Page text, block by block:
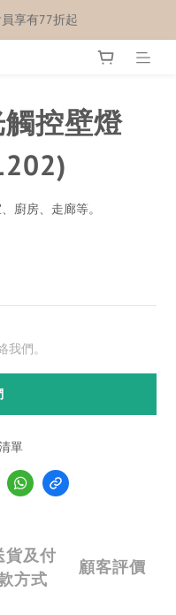
享有77折起
控壁燈
廚房、走廊等。
我們。
單
貨及付
方式
顧客評價